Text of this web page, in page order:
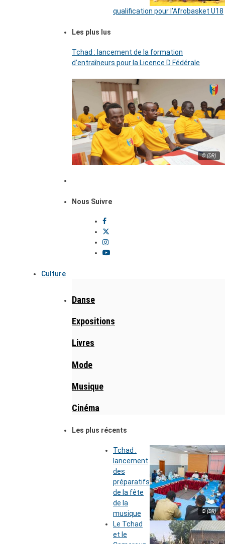
qualification pour l’Afrobasket U18
Les plus lus
Tchad : lancement de la formation
d’entraîneurs pour la Licence D Fédérale
© (DR)
Nous Suivre
Culture
Danse
Expositions
Livres
Mode
Musique
Cinéma
Les plus récents
© (DR)
Tchad :
lancement
des
préparatifs
de la fête
de la
musique
Le Tchad
et le